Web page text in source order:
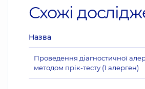
Схожі
Назва
Проведення діагностичної
методом прік-тесту (1 алерген)